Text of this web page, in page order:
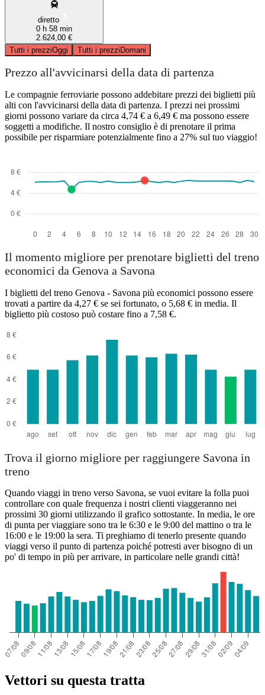
diretto
0 h 58 min
2.624,00 €
Tutti i prezziOggi Tutti i prezziDomani
Prezzo all'avvicinarsi della data di partenza
Le compagnie ferroviarie possono addebitare prezzi dei biglietti più
alti con l'avvicinarsi della data di partenza. I prezzi nei prossimi
giorni possono variare da circa 4,74 € a 6,49 € ma possono essere
soggetti a modifiche. Il nostro consiglio è di prenotare il prima
possibile per risparmiare potenzialmente fino a 27% sul tuo viaggio!
Il momento migliore per prenotare biglietti del treno
economici da Genova a Savona
I biglietti del treno Genova - Savona più economici possono essere
trovati a partire da 4,27 € se sei fortunato, o 5,68 € in media. Il
biglietto più costoso può costare fino a 7,58 €.
Trova il giorno migliore per raggiungere Savona in
treno
Quando viaggi in treno verso Savona, se vuoi evitare la folla puoi
controllare con quale frequenza i nostri clienti viaggeranno nei
prossimi 30 giorni utilizzando il grafico sottostante. In media, le ore
di punta per viaggiare sono tra le 6:30 e le 9:00 del mattino o tra le
16:00 e le 19:00 la sera. Ti preghiamo di tenerlo presente quando
viaggi verso il punto di partenza poiché potresti aver bisogno di un
po' di tempo in più per arrivare, in particolare nelle grandi città!
Vettori su questa tratta